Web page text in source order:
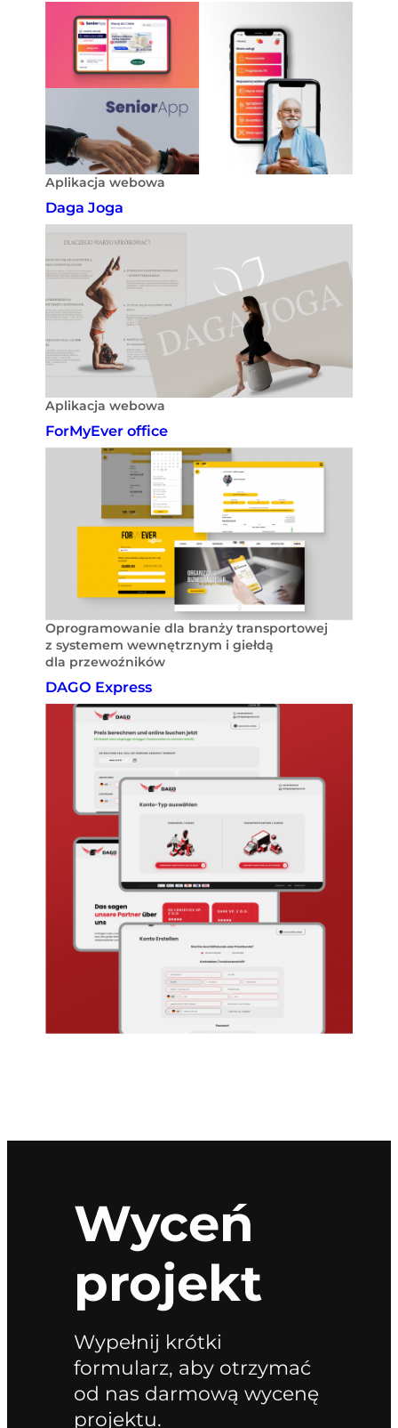
Aplikacja webowa
Daga Joga
Aplikacja webowa
ForMyEver office
Oprogramowanie dla branży transportowej
z systemem wewnętrznym i giełdą
dla przewoźników
DAGO Express
Wyceń
projekt
Wypełnij krótki
formularz, aby otrzymać
od nas darmową wycenę
projektu.